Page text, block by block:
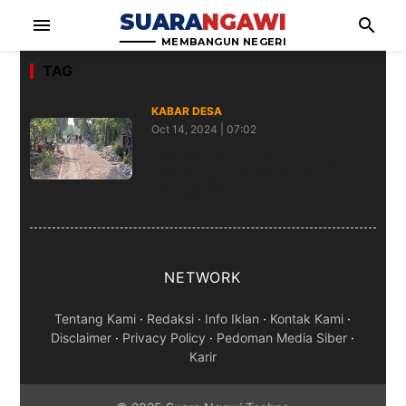
menu SUARANGAWI
MEMBANGUN NEGERI
search
TAG
KABAR DESA
Oct 14, 2024 | 07:02
NETWORK
Tentang Kami · Redaksi · Info Iklan · Kontak Kami ·
Disclaimer · Privacy Policy · Pedoman Media Siber ·
Karir